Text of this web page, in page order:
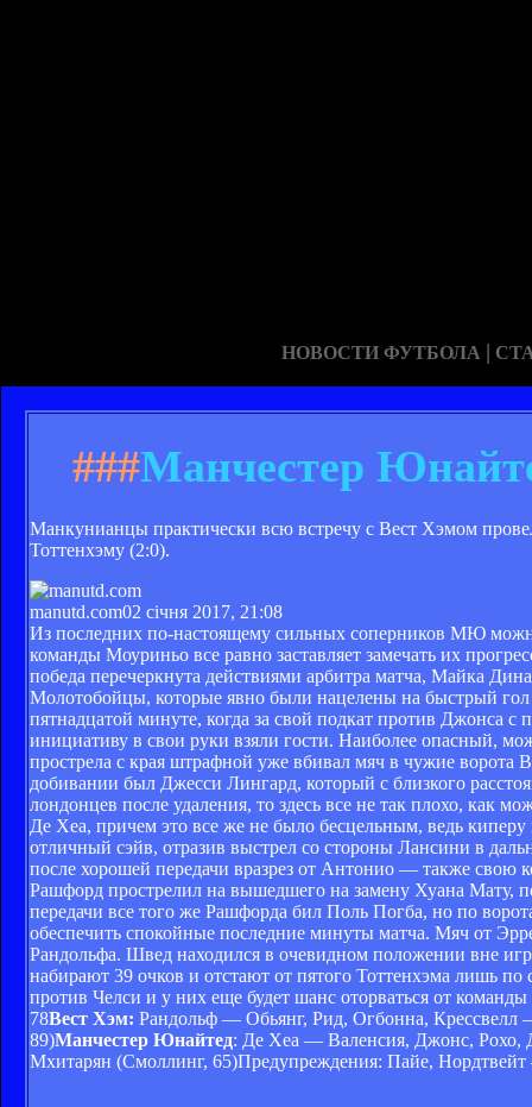
НОВОСТИ ФУТБОЛА |
###Манчестер
Манкунианцы практически всю встречу с Вест Хэмом
Тоттенхэму (2:0).
manutd.com02 січня 2017, 21:08
Из последних по-настоящему сильных соперников МЮ
команды Моуриньо все равно заставляет замечать их
победа перечеркнута действиями арбитра матча, Майка
Молотобойцы, которые явно были нацелены на быстрый
пятнадцатой минуте, когда за свой подкат против Джонса
инициативу в свои руки взяли гости. Наиболее опасный,
прострела с края штрафной уже вбивал мяч в чужие ворота
добивании был Джесси Лингард, который с близкого
лондонцев после удаления, то здесь все не так плохо, как
Де Хеа, причем это все же не было бесцельным, ведь
отличный сэйв, отразив выстрел со стороны Лансини в
после хорошей передачи вразрез от Антонио — также
Рашфорд прострелил на вышедшего на замену Хуана Мату,
передачи все того же Рашфорда бил Поль Погба, но по
обеспечить спокойные последние минуты матча. Мяч от
Рандольфа. Швед находился в очевидном положении вне
набирают 39 очков и отстают от пятого Тоттенхэма лишь
против Челси и у них еще будет шанс оторваться от
78Вест Хэм: Рандольф — Обьянг, Рид, Огбонна,
89)Манчестер Юнайтед: Де Хеа — Валенсия, Джонс, Рохо,
Мхитарян (Смоллинг, 65)Предупреждения: Пайе,